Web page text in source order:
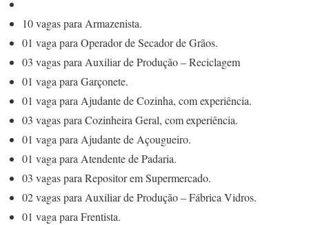
10 vagas para Armazenista.
01 vaga para Operador de Secador de Grãos.
03 vagas para Auxiliar de Produção – Reciclagem
01 vaga para Garçonete.
01 vaga para Ajudante de Cozinha, com experiência.
03 vagas para Cozinheira Geral, com experiência.
01 vaga para Ajudante de Açougueiro.
01 vaga para Atendente de Padaria.
03 vagas para Repositor em Supermercado.
02 vagas para Auxiliar de Produção – Fábrica Vidros.
01 vaga para Frentista.